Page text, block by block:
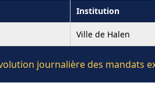
Institution
Ville de Halen
journalière des mandats